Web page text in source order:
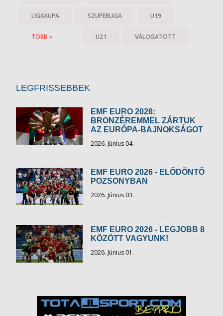
LIGAKUPA SZUPERLIGA U19
U21 VÁLOGATOTT
TÖBB »
LEGFRISSEBBEK
EMF EURO 2026:
BRONZÉREMMEL ZÁRTUK
AZ EURÓPA-BAJNOKSÁGOT
2026. Június 04.
EMF EURO 2026 - ELŐDÖNTŐ
POZSONYBAN
2026. Június 03.
EMF EURO 2026 - LEGJOBB 8
KÖZÖTT VAGYUNK!
2026. Június 01.